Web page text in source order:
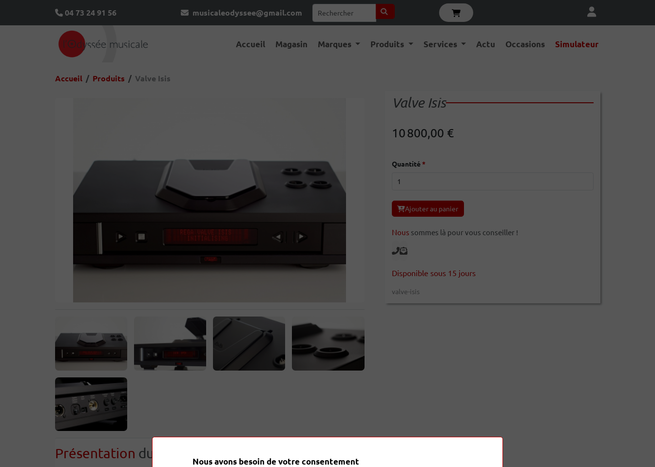
04 73 24 91 56 musicaleodyssee@gmail.com
Accueil Magasin Marques Produits Services Actu Occasions Simulateur
Accueil Produits Valve Isis
Valve Isis
10 800,00 €
Quantité
Ajouter au panier
Nous sommes là pour vous conseiller !
Disponible sous 15 jours
valve-isis
Présentation du produitNous avons besoin de votre consentement